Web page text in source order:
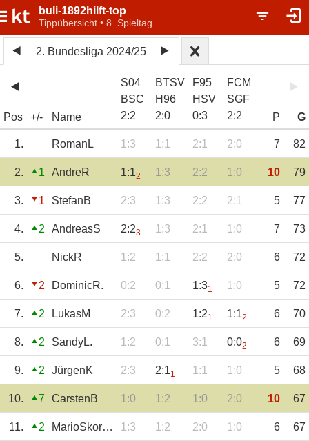
buli-1892hilft-top
Tippübersicht • 8. Spieltag
2. Bundesliga 2024/25
Pos +/- Name
S04
BSC
2:2
BTSV
H96
2:0
F95
HSV
0:3
FCM
SGF
2:2 P G
1. RomanL 1:3 1:1 2:1 2:0 7 82
2. 1 AndreR 1:12 1:3 2:2 1:0 10 79
3. 1 StefanB 2:3 1:3 2:2 2:1 5 77
4. 2 AndreasS 2:23 1:3 2:1 1:0 7 73
5. NickR 1:2 1:1 2:2 2:0 6 72
6. 2 DominicR. 0:2 0:1 1:31 1:0 5 72
7. 2 LukasM 2:3 0:2 1:21 1:12 6 70
8. 2 SandyL. 1:2 0:1 3:1 0:02 6 69
9. 2 JürgenK 2:3 2:11 1:1 1:0 5 68
10. 7 CarstenB 1:0 1:2 1:0 2:0 10 67
11. 2 MarioSkorupa 1:3 1:2 2:0 1:0 6 67